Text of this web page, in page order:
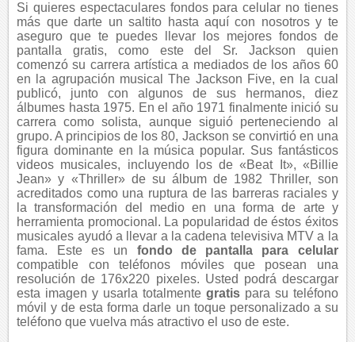
Si quieres espectaculares fondos para celular no tienes
más que darte un saltito hasta aquí con nosotros y te
aseguro que te puedes llevar los mejores fondos de
pantalla gratis, como este del Sr. Jackson quien
comenzó su carrera artística a mediados de los años 60
en la agrupación musical The Jackson Five, en la cual
publicó, junto con algunos de sus hermanos, diez
álbumes hasta 1975. En el año 1971 finalmente inició su
carrera como solista, aunque siguió perteneciendo al
grupo. A principios de los 80, Jackson se convirtió en una
figura dominante en la música popular. Sus fantásticos
videos musicales, incluyendo los de «Beat It», «Billie
Jean» y «Thriller» de su álbum de 1982 Thriller, son
acreditados como una ruptura de las barreras raciales y
la transformación del medio en una forma de arte y
herramienta promocional. La popularidad de éstos éxitos
musicales ayudó a llevar a la cadena televisiva MTV a la
fama. Este es un fondo de pantalla para celular
compatible con teléfonos móviles que posean una
resolución de 176x220 pixeles. Usted podrá descargar
esta imagen y usarla totalmente gratispara su teléfono
móvil y de esta forma darle un toque personalizado a su
teléfono que vuelva más atractivo el uso de este.